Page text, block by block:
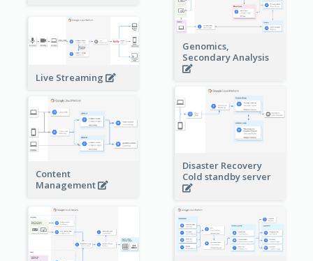
Genomics,
Secondary Analysis
Live Streaming
Disaster Recovery
Cold standby server
Content
Management